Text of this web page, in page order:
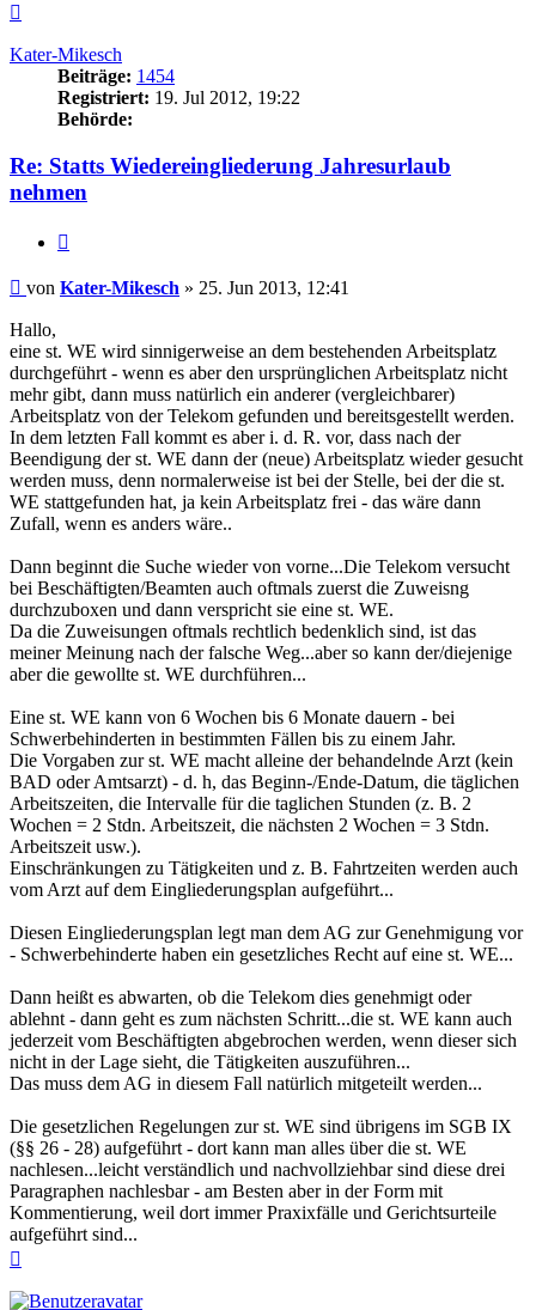
Kater-Mikesch
Beiträge: 1454
Registriert: 19. Jul 2012, 19:22
Behörde:
Re: Statts Wiedereingliederung Jahresurlaub
nehmen
Beitrag
von Kater-Mikesch » 25. Jun 2013, 12:41
Hallo,
eine st. WE wird sinnigerweise an dem bestehenden Arbeitsplatz
durchgeführt - wenn es aber den ursprünglichen Arbeitsplatz nicht
mehr gibt, dann muss natürlich ein anderer (vergleichbarer)
Arbeitsplatz von der Telekom gefunden und bereitsgestellt werden.
In dem letzten Fall kommt es aber i. d. R. vor, dass nach der
Beendigung der st. WE dann der (neue) Arbeitsplatz wieder gesucht
werden muss, denn normalerweise ist bei der Stelle, bei der die st.
WE stattgefunden hat, ja kein Arbeitsplatz frei - das wäre dann
Zufall, wenn es anders wäre..
Dann beginnt die Suche wieder von vorne...Die Telekom versucht
bei Beschäftigten/Beamten auch oftmals zuerst die Zuweisng
durchzuboxen und dann verspricht sie eine st. WE.
Da die Zuweisungen oftmals rechtlich bedenklich sind, ist das
meiner Meinung nach der falsche Weg...aber so kann der/diejenige
aber die gewollte st. WE durchführen...
Eine st. WE kann von 6 Wochen bis 6 Monate dauern - bei
Schwerbehinderten in bestimmten Fällen bis zu einem Jahr.
Die Vorgaben zur st. WE macht alleine der behandelnde Arzt (kein
BAD oder Amtsarzt) - d. h, das Beginn-/Ende-Datum, die täglichen
Arbeitszeiten, die Intervalle für die taglichen Stunden (z. B. 2
Wochen = 2 Stdn. Arbeitszeit, die nächsten 2 Wochen = 3 Stdn.
Arbeitszeit usw.).
Einschränkungen zu Tätigkeiten und z. B. Fahrtzeiten werden auch
vom Arzt auf dem Eingliederungsplan aufgeführt...
Diesen Eingliederungsplan legt man dem AG zur Genehmigung vor
- Schwerbehinderte haben ein gesetzliches Recht auf eine st. WE...
Dann heißt es abwarten, ob die Telekom dies genehmigt oder
ablehnt - dann geht es zum nächsten Schritt...die st. WE kann auch
jederzeit vom Beschäftigten abgebrochen werden, wenn dieser sich
nicht in der Lage sieht, die Tätigkeiten auszuführen...
Das muss dem AG in diesem Fall natürlich mitgeteilt werden...
Die gesetzlichen Regelungen zur st. WE sind übrigens im SGB IX
(§§ 26 - 28) aufgeführt - dort kann man alles über die st. WE
nachlesen...leicht verständlich und nachvollziehbar sind diese drei
Paragraphen nachlesbar - am Besten aber in der Form mit
Kommentierung, weil dort immer Praxixfälle und Gerichtsurteile
aufgeführt sind...